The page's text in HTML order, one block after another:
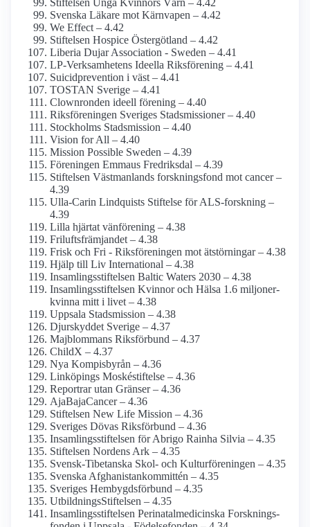
Stiftelsen Unga Kvinnors Värn – 4.42
Svenska Läkare mot Kärnvapen – 4.42
We Effect – 4.42
Stiftelsen Hospice Östergötland – 4.42
Liberia Dujar Association - Sweden – 4.41
LP-Verksamhetens Ideella Riksförening – 4.41
Suicidprevention i väst – 4.41
TOSTAN Sverige – 4.41
Clownronden ideell förening – 4.40
Riksföreningen Sveriges Stadsmissioner – 4.40
Stockholms Stadsmission – 4.40
Vision for All – 4.40
Mission Possible Sweden – 4.39
Föreningen Emmaus Fredriksdal – 4.39
Stiftelsen Västmanlands forskningsfond mot cancer –
4.39
Ulla-Carin Lindquists Stiftelse för ALS-forskning –
4.39
Lilla hjärtat vänförening – 4.38
Frilufts­främjandet – 4.38
Frisk och Fri - Riksföreningen mot ätstörningar – 4.38
Hjälp till Liv International – 4.38
Insamlingsstiftelsen Baltic Waters 2030 – 4.38
Insamlings­stiftelsen Kvinnor och Hälsa 1.6 miljoner-
kvinna mitt i livet – 4.38
Uppsala Stadsmission – 4.38
Djurskyddet Sverige – 4.37
Majblommans Riksförbund – 4.37
ChildX – 4.37
Nya Kompisbyrån – 4.36
Linköpings Moskéstiftelse – 4.36
Reportrar utan Gränser – 4.36
AjaBajaCancer – 4.36
Stiftelsen New Life Mission – 4.36
Sveriges Dövas Riksförbund – 4.36
Insamlings­stiftelsen för Abrigo Rainha Silvia – 4.35
Stiftelsen Nordens Ark – 4.35
Svensk-Tibetanska Skol- och Kulturföreningen – 4.35
Svenska Afghanistan­kommittén – 4.35
Sveriges Hembygds­förbund – 4.35
UtbildningsStiftelsen – 4.35
Insamlings­stiftelsen Perinatal­medicinska Forsknings­